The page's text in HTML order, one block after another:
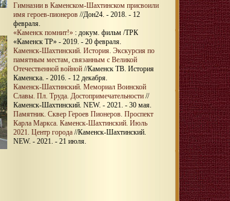
Гимназии в Каменском-Шахтинском присвоили
имя героев-пионеров //Дон24. - 2018. - 12
февраля.
«Каменск помнит!» : докум. фильм /ТРК
«Каменск ТР» - 2019. - 20 февраля.
Каменск-Шахтинский. История. Экскурсия по
памятным местам, связанным с Великой
Отечественной войной //Каменск ТВ. История
Каменска. - 2016. - 12 декабря.
Каменск-Шахтинский. Мемориал Воинской
Славы. Пл. Труда. Достопримечательности //
Каменск-Шахтинский. NEW. - 2021. - 30 мая.
Памятник. Сквер Героев Пионеров. Проспект
Карла Маркса. Каменск-Шахтинский. Июль
2021. Центр города //Каменск-Шахтинский.
NEW. - 2021. - 21 июля.